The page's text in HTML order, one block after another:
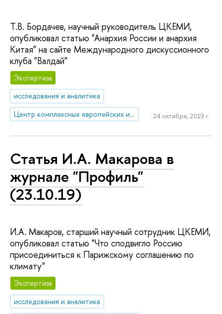
Т.В. Бордачев, научный руководитель ЦКЕМИ,
опубликовал статью "Анархия России и анархия
Китая" на сайте Международного дискуссионного
клуба "Валдай"
Экспертиза
исследования и аналитика
Центр комплексных европейских и международных исследований (ЦКЕМИ)
24 октября, 2019 г.
Статья И.А. Макарова в
журнале "Профиль"
(23.10.19)
И.А. Макаров, старший научный сотрудник ЦКЕМИ,
опубликовал статью "Что сподвигло Россию
присоединиться к Парижскому соглашению по
климату"
Экспертиза
исследования и аналитика